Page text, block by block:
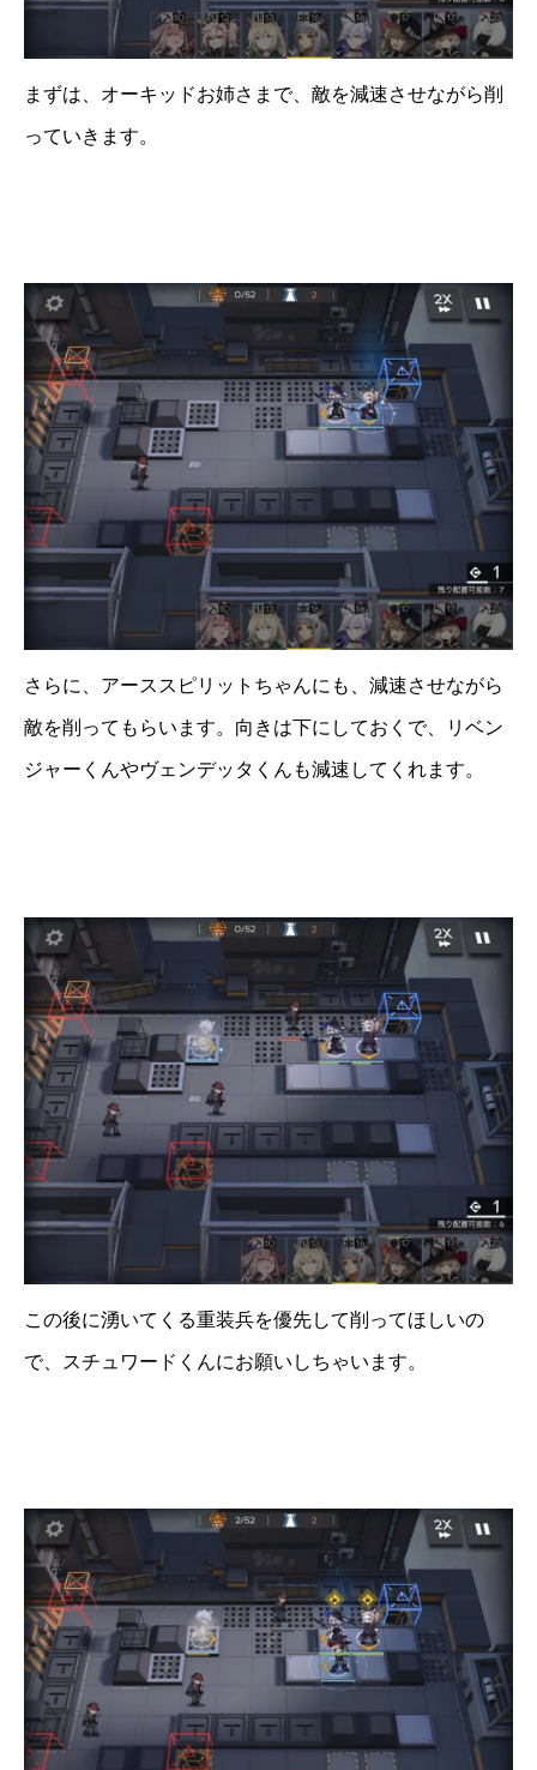
まずは、オーキッドお姉さまで、敵を減速させながら削
っていきます。
さらに、アーススピリットちゃんにも、減速させながら
敵を削ってもらいます。向きは下にしておくで、リベン
ジャーくんやヴェンデッタくんも減速してくれます。
この後に湧いてくる重装兵を優先して削ってほしいの
で、スチュワードくんにお願いしちゃいます。